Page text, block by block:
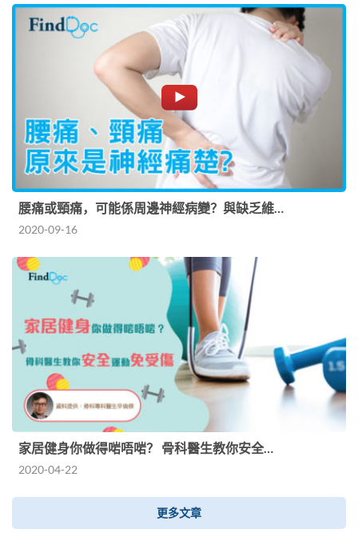
腰痛或頸痛，可能係周邊神經病變？與缺乏維…
2020-09-16
家居健身你做得啱唔啱？ 骨科醫生教你安全…
2020-04-22
更多文章